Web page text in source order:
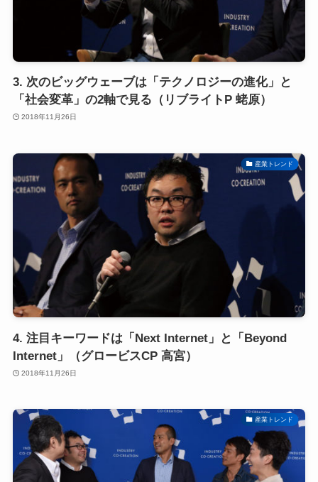
3. 次のビッグウェーブは「テクノロジーの進化」と
「社会変革」の2軸で見る（リブライトP 蛯原）
2018年11月26日
産業トレンド
4. 注目キーワードは「Next Internet」と「Beyond
Internet」（グロービスCP 高宮）
2018年11月26日
産業トレンド